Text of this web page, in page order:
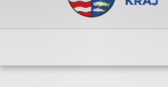
Toto je oficiálna